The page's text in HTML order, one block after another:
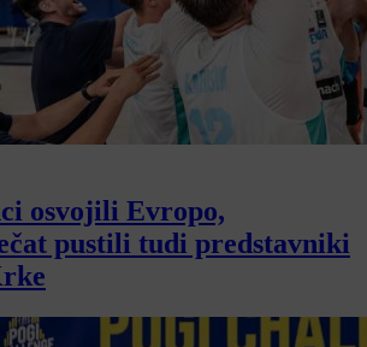
osvojili Evropo,
pustili tudi predstavniki